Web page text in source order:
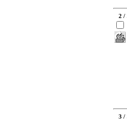
2 /
3 /